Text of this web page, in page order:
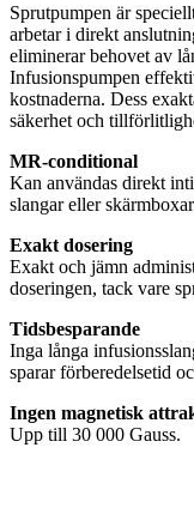
Sprutpumpen är
arbetar i direkt
eliminerar behovet av
Infusionspumpen
kostnaderna. Dess
säkerhet och
MR-conditional
Kan användas direkt
slangar eller
Exakt dosering
Exakt och jämn
doseringen, tack vare
Tidsbesparande
Inga långa
sparar förberedelsetid
Ingen magnetisk
Upp till 30 000 Gauss.